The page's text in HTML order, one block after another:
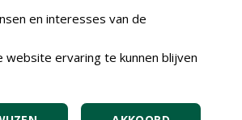
en interesses van de
ervaring te kunnen blijven